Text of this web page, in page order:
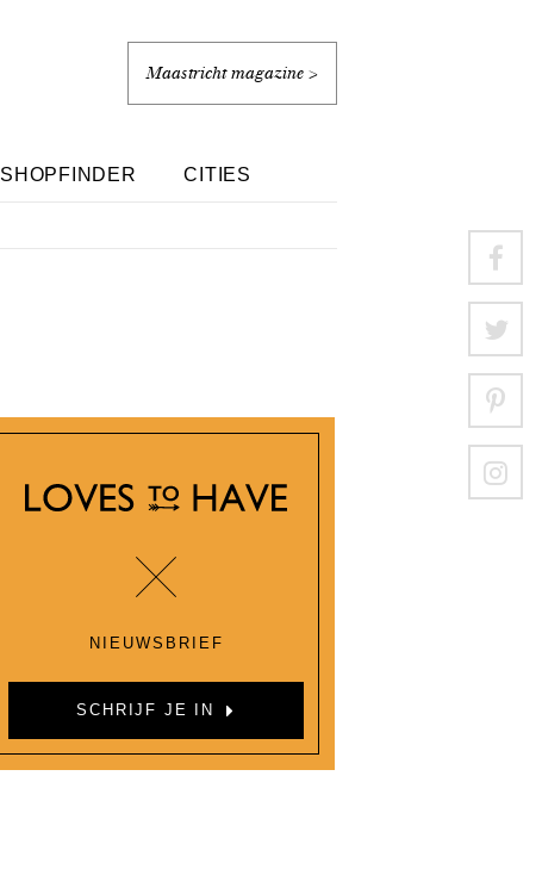
Maastricht magazine >
SHOPFINDER CITIES
NIEUWSBRIEF
SCHRIJF JE IN